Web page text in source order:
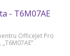
- T6M07AE
OfficeJet Pro